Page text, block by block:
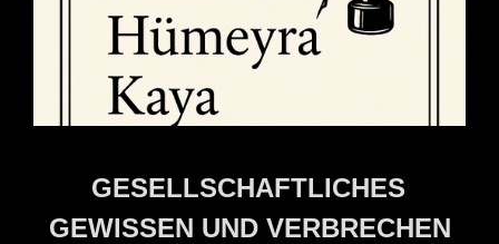
GESELLSCHAFTLICHES
GEWISSEN UND VERBRECHEN